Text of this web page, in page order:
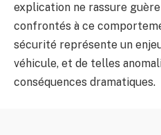
explication ne rassure
confrontés à ce
sécurité représente un
véhicule, et de telles
conséquences dramatiques.